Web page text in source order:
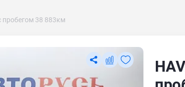
пробегом 38 883км